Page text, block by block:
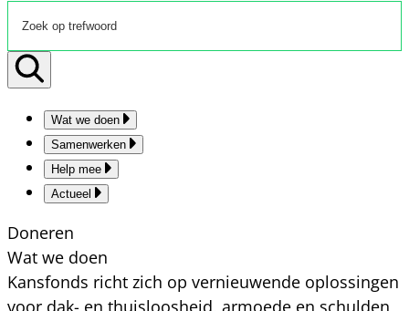
Wat we doen
Samenwerken
Help mee
Actueel
Doneren
Wat we doen
Kansfonds richt zich op vernieuwende oplossingen